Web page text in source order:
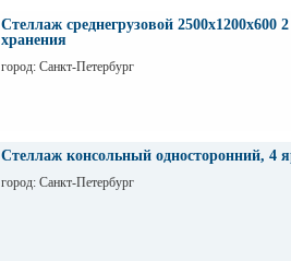
Стеллаж среднегрузовой 2500х1200х600
хранения
город: Санкт-Петербург
Стеллаж консольный односторонний, 4
город: Санкт-Петербург